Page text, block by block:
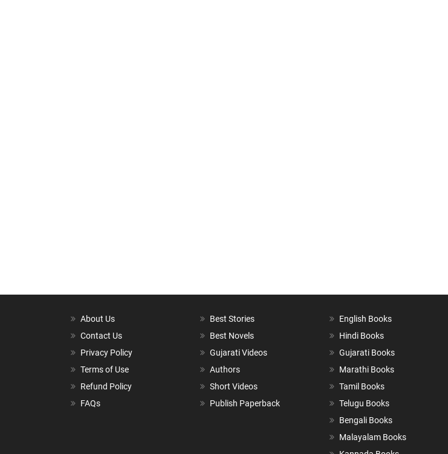
About Us
Contact Us
Privacy Policy
Terms of Use
Refund Policy
FAQs
Best Stories
Best Novels
Gujarati Videos
Authors
Short Videos
Publish Paperback
English Books
Hindi Books
Gujarati Books
Marathi Books
Tamil Books
Telugu Books
Bengali Books
Malayalam Books